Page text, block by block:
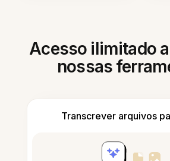
Acesso ilimitado
nossas
Transcrever arquivos